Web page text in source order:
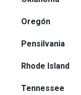
Oregón
Pensilvania
Rhode Island
Tennessee